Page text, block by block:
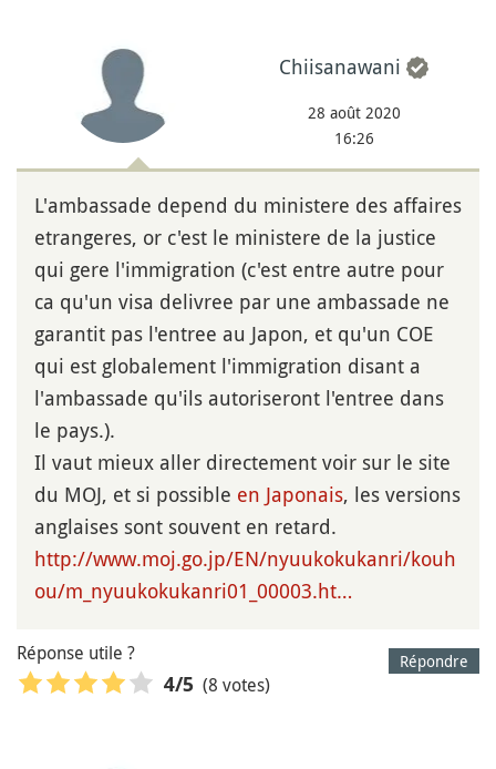
Chiisanawani
28 août 2020
16:26
L'ambassade depend du ministere des affaires
etrangeres, or c'est le ministere de la justice
qui gere l'immigration (c'est entre autre pour
ca qu'un visa delivree par une ambassade ne
garantit pas l'entree au Japon, et qu'un COE
qui est globalement l'immigration disant a
l'ambassade qu'ils autoriseront l'entree dans
le pays.).
Il vaut mieux aller directement voir sur le site
du MOJ, et si possible en Japonais, les versions
anglaises sont souvent en retard.
http://www.moj.go.jp/EN/nyuukokukanri/kouh
ou/m_nyuukokukanri01_00003.ht…
Répondre
Réponse utile ?
4/5 (8 votes)